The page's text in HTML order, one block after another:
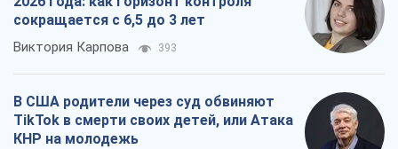
сокращается с 6,5 до 3 лет
Виктория Карпова 393
В США родители через суд обвиняют
TikTok в смерти своих детей, или Атака
КНР на молодежь